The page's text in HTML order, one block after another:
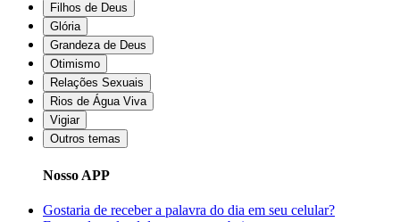
Filhos de Deus
Glória
Grandeza de Deus
Otimismo
Relações Sexuais
Rios de Água Viva
Vigiar
Outros temas
Nosso APP
Gostaria de receber a palavra do dia em seu celular?